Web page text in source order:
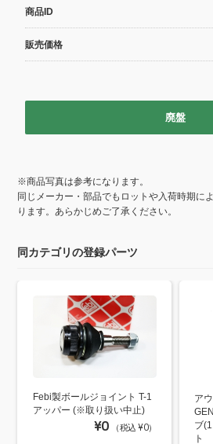
e
b
o
商品ID
販売価格
廃盤
※商品写真は参考になります。
同じメーカー・部品でもロットや入荷時期に
ります。あらかじめご了承ください。
同カテゴリの登録パーツ
Febi製ボールジョイント T-1
アッパー (※取り扱い中止)
¥0 （税込 ¥0）
ア
ブ
ト